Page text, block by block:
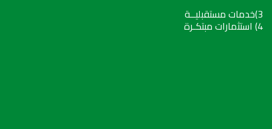
3)خدمات مستقبليــة
4) استثمارات مبتكـرة